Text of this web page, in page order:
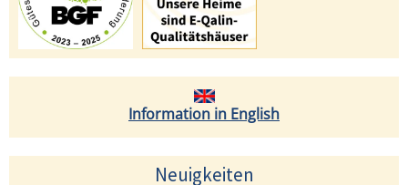
Information in English
Neuigkeiten